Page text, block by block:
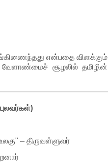
என்பதை விளக்கும்
சூழலில் தமிழின்
– திருவள்ளுவர்